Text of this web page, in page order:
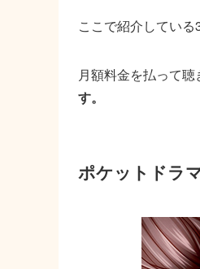
ここで紹介している
月額料金を払って聴
す。
ポケットドラ